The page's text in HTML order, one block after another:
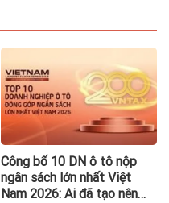
Công bố 10 DN ô tô nộp
ngân sách lớn nhất Việt
Nam 2026: Ai đã tạo nên